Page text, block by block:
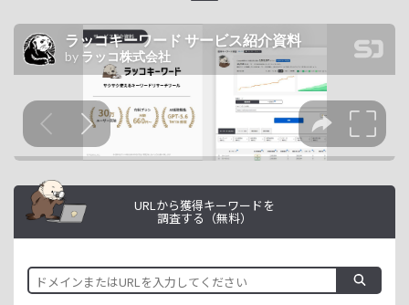
URLから獲得キーワードを
調査する（無料）